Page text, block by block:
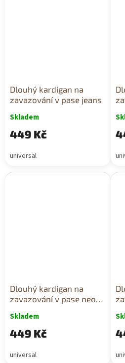
Dlouhý kardigan na
zavazování v pase jeans
Skladem
449 Kč
universal
Dlouhý kardigan na
zavazování v pase neon
Skladem
449 Kč
universal